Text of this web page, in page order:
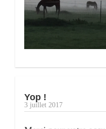
Yop !
3 juillet 2017